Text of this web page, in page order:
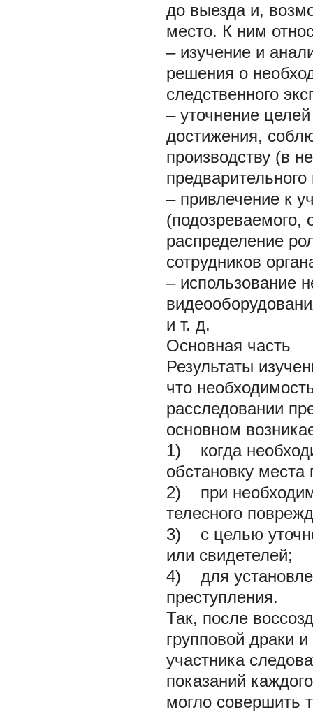
до выезда и,
место. К ним
– изучение и
решения о
следственного
– уточнение
достижения,
производству (в
– привлечение к
(подозреваемого,
распределение
сотрудников
– использование
и т. д.
Основная часть
Результаты
что
расследовании
основном
1) когда
обстановку
2) при
телесного
3) с целью
или свидетелей;
4) для
преступления.
Так, после
групповой драки
участника
показаний
могло совершить